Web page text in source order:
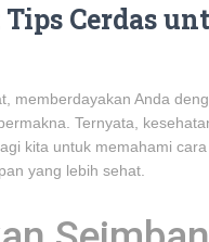
Tips Cerdas
memberdayakan Anda
Ternyata,
kita untuk memahami
yang lebih sehat.